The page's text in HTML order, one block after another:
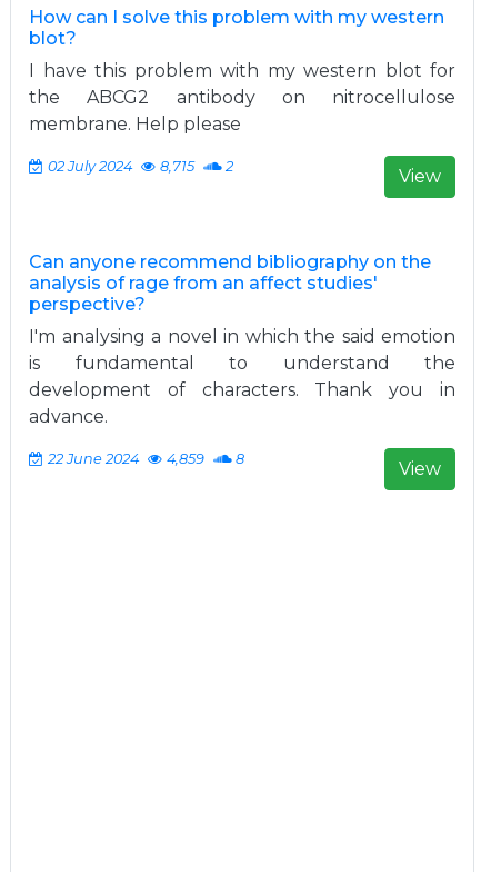
How can I solve this problem with my western
blot?
I have this problem with my western blot for
the ABCG2 antibody on nitrocellulose
membrane. Help please
02 July 2024 8,715 2 View
Can anyone recommend bibliography on the
analysis of rage from an affect studies'
perspective?
I'm analysing a novel in which the said emotion
is fundamental to understand the
development of characters. Thank you in
advance.
22 June 2024 4,859 8 View